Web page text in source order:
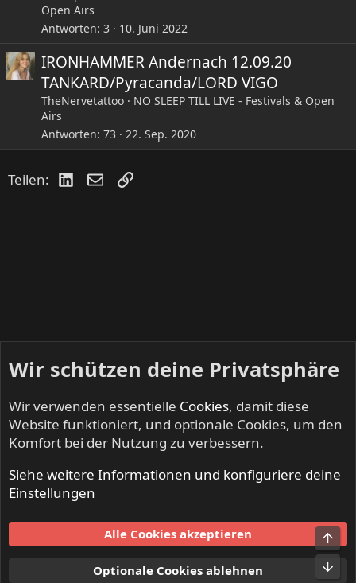
Open Airs
Antworten 3 10. Juni 2022
IRONHAMMER Andernach 12.09.20
TANKARD/Pyracanda/LORD VIGO
TheNervetattoo
NO SLEEP TILL LIVE - Festivals & Open
Airs
Antworten 73 22. Sep. 2020
Teilen: LinkedIn
E-MailLink
KEEP US ON THE ROAD - Gigs & Tourdates
Nutzungsbedingungen
Datenschutz
S
Wir schützen deine Privatsphäre
Wir verwenden essentielle Cookies, damit diese
Website funktioniert, und optionale Cookies, um den
Komfort bei der Nutzung zu verbessern.
Siehe weitere Informationen und konfiguriere deine
Einstellungen
Alle Cookies akzeptieren
Optionale Cookies ablehnen